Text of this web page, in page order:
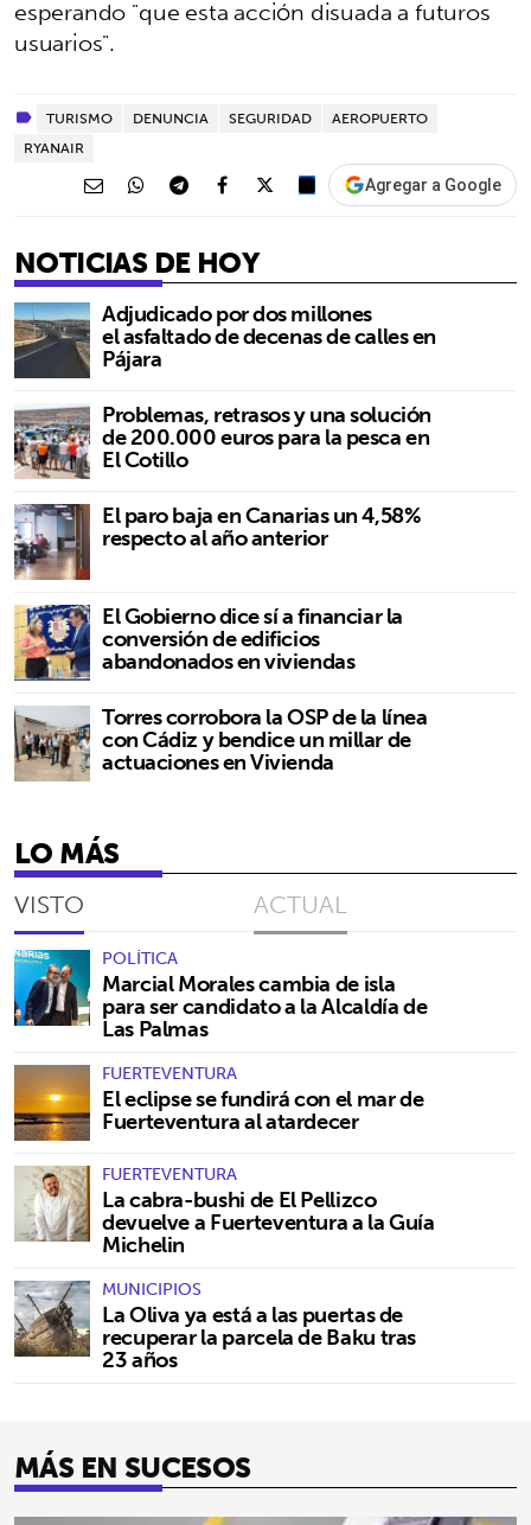
esperando "que esta acción disuada a futuros
usuarios".
TURISMO DENUNCIA SEGURIDAD
AEROPUERTO
RYANAIR
Agregar a Google
NOTICIAS DE HOY
Adjudicado por dos millones
el asfaltado de decenas de calles en
Pájara
Problemas, retrasos y una solución
de 200.000 euros para la pesca en
El Cotillo
El paro baja en Canarias un 4,58%
respecto al año anterior
El Gobierno dice sí a financiar la
conversión de edificios
abandonados en viviendas
Torres corrobora la OSP de la línea
con Cádiz y bendice un millar de
actuaciones en Vivienda
LO MÁS
VISTO ACTUAL
POLÍTICA
Marcial Morales cambia de isla
para ser candidato a la Alcaldía de
Las Palmas
FUERTEVENTURA
El eclipse se fundirá con el mar de
Fuerteventura al atardecer
FUERTEVENTURA
La cabra-bushi de El Pellizco
devuelve a Fuerteventura a la Guía
Michelin
MUNICIPIOS
La Oliva ya está a las puertas de
recuperar la parcela de Baku tras
23 años
MÁS EN SUCESOS